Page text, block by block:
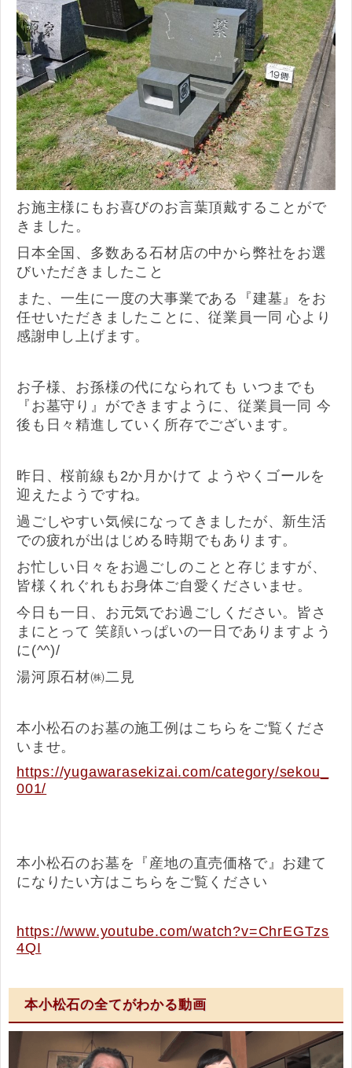
お施主様にもお喜びのお言葉頂戴することがで
きました。
日本全国、多数ある石材店の中から弊社をお選
びいただきましたこと
また、一生に一度の大事業である『建墓』をお
任せいただきましたことに、従業員一同 心より
感謝申し上げます。
お子様、お孫様の代になられても いつまでも
『お墓守り』ができますように、従業員一同 今
後も日々精進していく所存でございます。
昨日、桜前線も2か月かけて ようやくゴールを
迎えたようですね。
過ごしやすい気候になってきましたが、新生活
での疲れが出はじめる時期でもあります。
お忙しい日々をお過ごしのことと存じますが、
皆様くれぐれもお身体ご自愛くださいませ。
今日も一日、お元気でお過ごしください。皆さ
まにとって 笑顔いっぱいの一日でありますよう
に(^^)/
湯河原石材㈱二見
本小松石のお墓の施工例はこちらをご覧くださ
いませ。
https://yugawarasekizai.com/category/sekou_
001/
本小松石のお墓を『産地の直売価格で』お建て
になりたい方はこちらをご覧ください
https://www.youtube.com/watch?v=ChrEGTzs
4QI
本小松石の全てがわかる動画